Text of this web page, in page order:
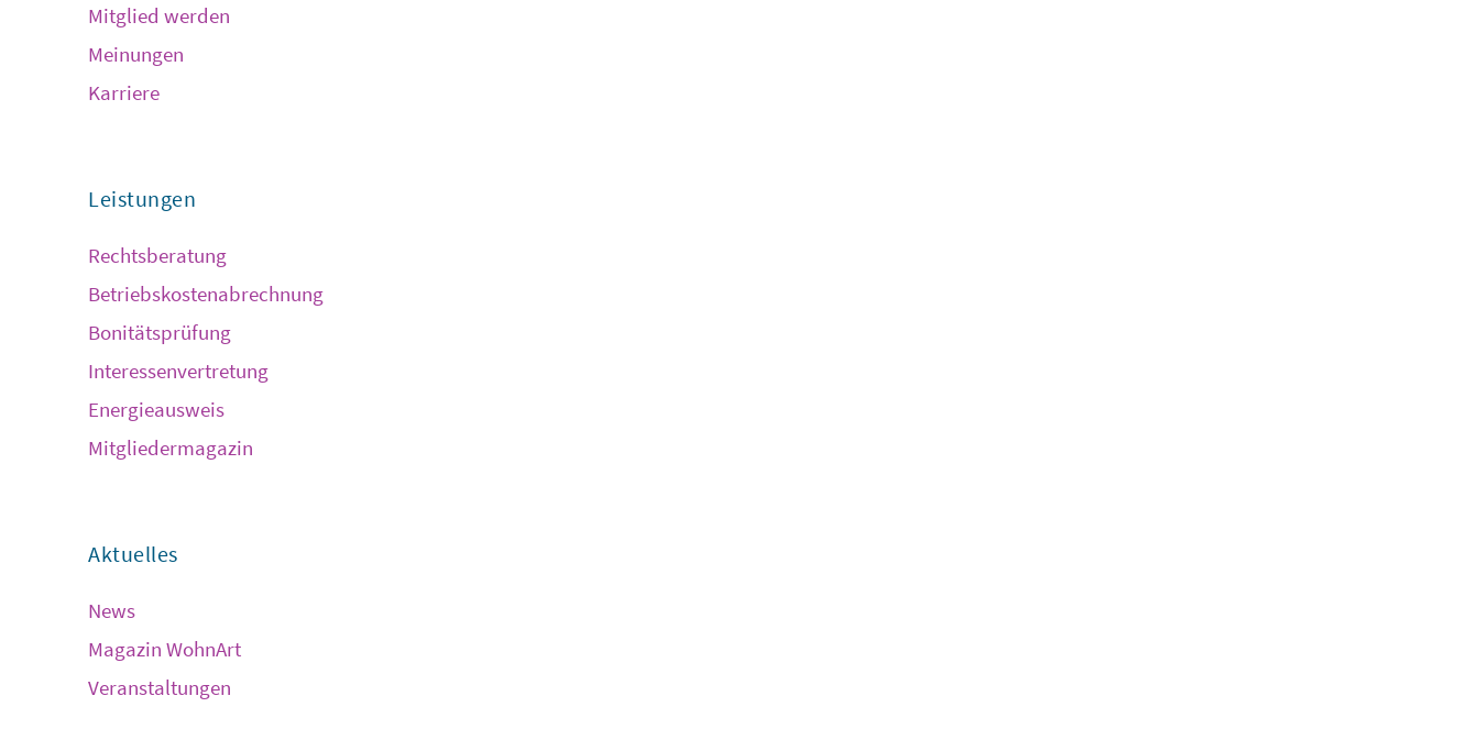
Mitglied werden
Meinungen
Karriere
Leistungen
Rechtsberatung
Betriebskostenabrechnung
Bonitätsprüfung
Interessenvertretung
Energieausweis
Mitgliedermagazin
Aktuelles
News
Magazin WohnArt
Veranstaltungen